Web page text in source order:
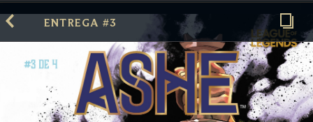
ENTREGA #3